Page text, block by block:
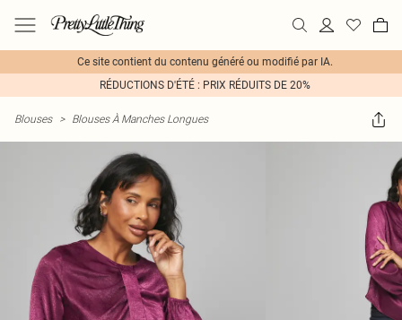
Ce site contient du contenu généré ou modifié par IA.
RÉDUCTIONS D'ÉTÉ : PRIX RÉDUITS DE 20%
Blouses > Blouses À Manches Longues